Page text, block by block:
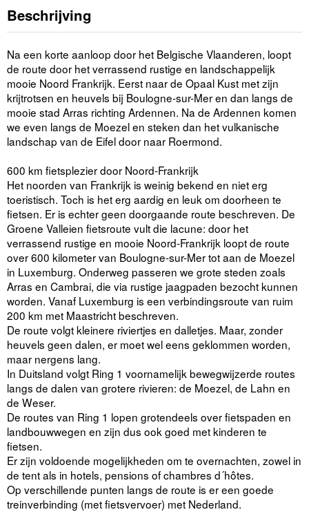
Beschrijving
Na een korte aanloop door het Belgische Vlaanderen, loopt
de route door het verrassend rustige en landschappelijk
mooie Noord Frankrijk. Eerst naar de Opaal Kust met zijn
krijtrotsen en heuvels bij Boulogne-sur-Mer en dan langs de
mooie stad Arras richting Ardennen. Na de Ardennen komen
we even langs de Moezel en steken dan het vulkanische
landschap van de Eifel door naar Roermond.
600 km fietsplezier door Noord-Frankrijk
Het noorden van Frankrijk is weinig bekend en niet erg
toeristisch. Toch is het erg aardig en leuk om doorheen te
fietsen. Er is echter geen doorgaande route beschreven. De
Groene Valleien fietsroute vult die lacune: door het
verrassend rustige en mooie Noord-Frankrijk loopt de route
over 600 kilometer van Boulogne-sur-Mer tot aan de Moezel
in Luxemburg. Onderweg passeren we grote steden zoals
Arras en Cambrai, die via rustige jaagpaden bezocht kunnen
worden. Vanaf Luxemburg is een verbindingsroute van ruim
200 km met Maastricht beschreven.
De route volgt kleinere riviertjes en dalletjes. Maar, zonder
heuvels geen dalen, er moet wel eens geklommen worden,
maar nergens lang.
In Duitsland volgt Ring 1 voornamelijk bewegwijzerde routes
langs de dalen van grotere rivieren: de Moezel, de Lahn en
de Weser.
De routes van Ring 1 lopen grotendeels over fietspaden en
landbouwwegen en zijn dus ook goed met kinderen te
fietsen.
Er zijn voldoende mogelijkheden om te overnachten, zowel in
de tent als in hotels, pensions of chambres d´hôtes.
Op verschillende punten langs de route is er een goede
treinverbinding (met fietsvervoer) met Nederland.